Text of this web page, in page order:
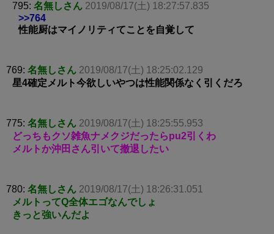
795: 名無しさん 2019/08/17(土) 18:27:57.835
>>764
性能厨はマイノリティてことを自覚して
769: 名無しさん 2019/08/17(土) 18:25:02.129
星4確定メルト今欲しいやつは性能関係なく引くだろ
775: 名無しさん 2019/08/17(土) 18:25:55.953
どっちもクソ雑魚ナメクジだったらpu2引くわ
メルトか沖田さん引いて撤退したい
780: 名無しさん 2019/08/17(土) 18:26:31.051
メルトってQ全体エゴなんでしょ
きっと強いんだよ